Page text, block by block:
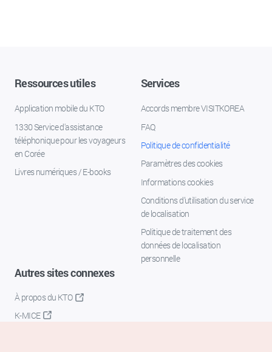
Ressources utiles
Application mobile du KTO
1330 Service d'assistance
téléphonique pour les voyageurs
en Corée
Livres numériques / E-books
Services
Accords membre VISITKOREA
FAQ
Politique de confidentialité
Paramètres des cookies
Informations cookies
Conditions d’utilisation du service
de localisation
Politique de traitement des
données de localisation
personnelle
Autres sites connexes
À propos du KTO
K-MICE